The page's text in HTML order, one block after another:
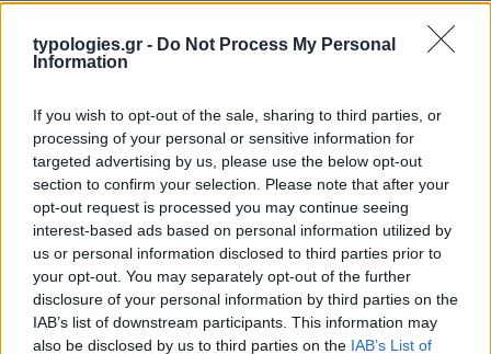
typologies.gr - Do Not Process My Personal
Information
If you wish to opt-out of the sale, sharing to third parties, or
processing of your personal or sensitive information for
targeted advertising by us, please use the below opt-out
section to confirm your selection. Please note that after your
opt-out request is processed you may continue seeing
interest-based ads based on personal information utilized by
us or personal information disclosed to third parties prior to
your opt-out. You may separately opt-out of the further
disclosure of your personal information by third parties on the
IAB’s list of downstream participants. This information may
also be disclosed by us to third parties on the IAB’s List of